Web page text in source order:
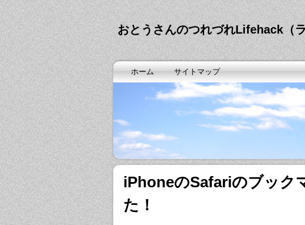
おとうさんのつれづれLifehack（
ホーム サイトマップ
iPhoneのSafariのブック
た！